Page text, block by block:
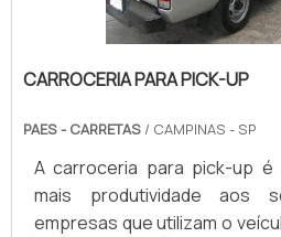
CARROCERIA PARA PICK-UP
PAES - CARRETAS / CAMPINAS - SP
A carroceria para pick-up é
mais produtividade aos
empresas que utilizam o